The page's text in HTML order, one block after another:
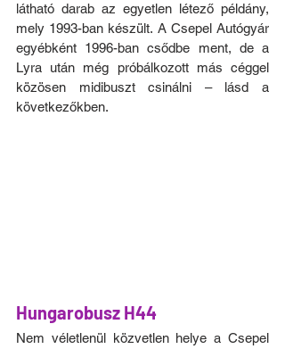
látható darab az egyetlen létező példány,
mely 1993-ban készült. A Csepel Autógyár
egyébként 1996-ban csődbe ment, de a
Lyra után még próbálkozott más céggel
közösen midibuszt csinálni – lásd a
következőkben.
Hungarobusz H44
Nem véletlenül közvetlen helye a Csepel